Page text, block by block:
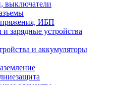
выключатели
ИБП
зарядные устройства
и аккумуляторы